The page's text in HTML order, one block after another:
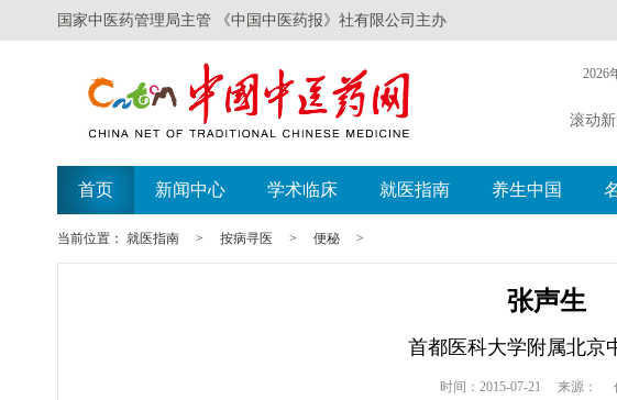
国家中医药管理局主管 《中国中医药报》社有限公司主办
2026
滚动新
首页 新闻中心 学术临床 就医指南 养生中国
当前位置： 就医指南 > 按病寻医 > 便秘 >
张声生
首都医科大学附属北京
时间：2015-07-21 来源：